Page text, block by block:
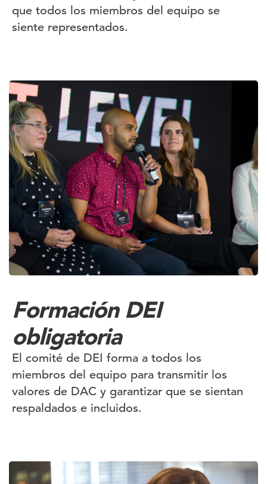
que todos los miembros del equipo se
siente representados.
Formación DEI
obligatoria
El comité de DEI forma a todos los
miembros del equipo para transmitir los
valores de DAC y garantizar que se sientan
respaldados e incluidos.